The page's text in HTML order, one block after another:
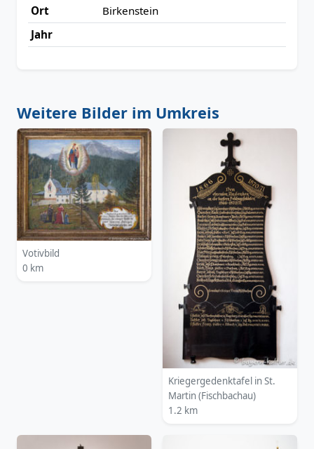
Ort
Birkenstein
Jahr
Weitere Bilder im Umkreis
Votivbild
0 km
Kriegergedenktafel in St.
Martin (Fischbachau)
1.2 km